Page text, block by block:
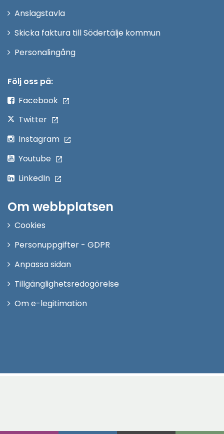
fönster
Anslagstavla
Skicka faktura till Södertälje kommun
PersonalingångÖppna
Följ oss på:
Facebook
Twitter
Instagram
Youtube
LinkedIn
Om webbplatsen
Cookies
Personuppgifter - GDPR
Anpassa sidan
Tillgänglighetsredogörelse
Om e-legitimation